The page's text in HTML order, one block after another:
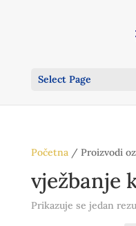
Select Page
Početna/ Proizvodi
vježbanje
Prikazuje se jedan